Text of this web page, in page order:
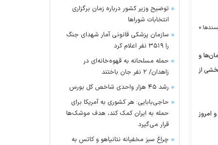
۰
سازمان‌ها و
از
امروز
توضیح وزیر کشور درباره زمان برگزاری
انتخابات شورا‌ها
سازمان پزشکی قانونی آمار شهدای جنگ
را ۳۵۱۹ نفر اعلام کرد
حمله مسلحانه به قهوه‌خانه‌ای در
زاهدان/ ۲ نفر جان باختند
رشد ۴۵ هزار واحدی شاخص کل بورس
حاجی‌بابایی: هر کشوری به آمریکا برای
حمله به ایران کمک کند، هدف موشک‌ها
قرار می‌گیرد
چراغ سبز مخفیانه نتانیاهو و کاتس به